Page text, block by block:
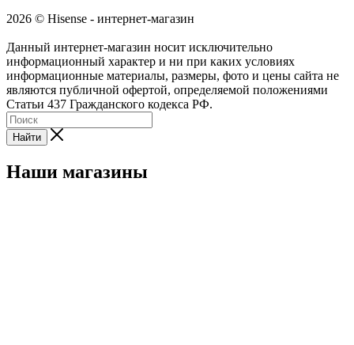
2026 © Hisense - интернет-магазин
Данный интернет-магазин носит исключительно
информационный характер и ни при каких условиях
информационные материалы, размеры, фото и цены сайта не
являются публичной офертой, определяемой положениями
Статьи 437 Гражданского кодекса РФ.
Найти
Наши магазины